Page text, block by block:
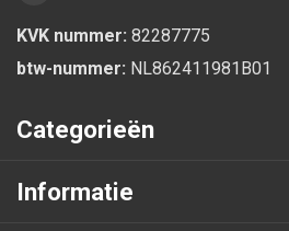
KVK nummer: 82287775
btw-nummer: NL862411981B01
Categorieën
Informatie